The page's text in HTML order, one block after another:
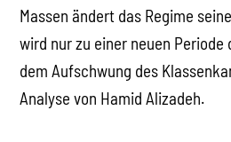
Massen ändert das Regime
wird nur zu einer neuen
dem Aufschwung des
Analyse von Hamid Alizadeh.